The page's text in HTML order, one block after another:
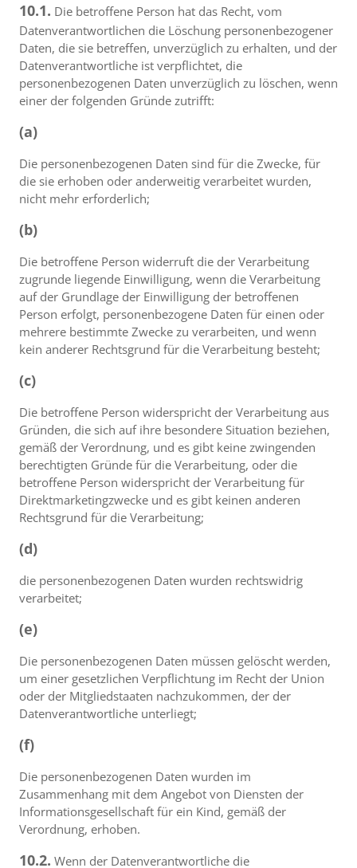
10.1. Die betroffene Person hat das Recht, vom
Datenverantwortlichen die Löschung personenbezogener
Daten, die sie betreffen, unverzüglich zu erhalten, und der
Datenverantwortliche ist verpflichtet, die
personenbezogenen Daten unverzüglich zu löschen, wenn
einer der folgenden Gründe zutrifft:
(a)
Die personenbezogenen Daten sind für die Zwecke, für
die sie erhoben oder anderweitig verarbeitet wurden,
nicht mehr erforderlich;
(b)
Die betroffene Person widerruft die der Verarbeitung
zugrunde liegende Einwilligung, wenn die Verarbeitung
auf der Grundlage der Einwilligung der betroffenen
Person erfolgt, personenbezogene Daten für einen oder
mehrere bestimmte Zwecke zu verarbeiten, und wenn
kein anderer Rechtsgrund für die Verarbeitung besteht;
(c)
Die betroffene Person widerspricht der Verarbeitung aus
Gründen, die sich auf ihre besondere Situation beziehen,
gemäß der Verordnung, und es gibt keine zwingenden
berechtigten Gründe für die Verarbeitung, oder die
betroffene Person widerspricht der Verarbeitung für
Direktmarketingzwecke und es gibt keinen anderen
Rechtsgrund für die Verarbeitung;
(d)
die personenbezogenen Daten wurden rechtswidrig
verarbeitet;
(e)
Die personenbezogenen Daten müssen gelöscht werden,
um einer gesetzlichen Verpflichtung im Recht der Union
oder der Mitgliedstaaten nachzukommen, der der
Datenverantwortliche unterliegt;
(f)
Die personenbezogenen Daten wurden im
Zusammenhang mit dem Angebot von Diensten der
Informationsgesellschaft für ein Kind, gemäß der
Verordnung, erhoben.
10.2. Wenn der Datenverantwortliche die